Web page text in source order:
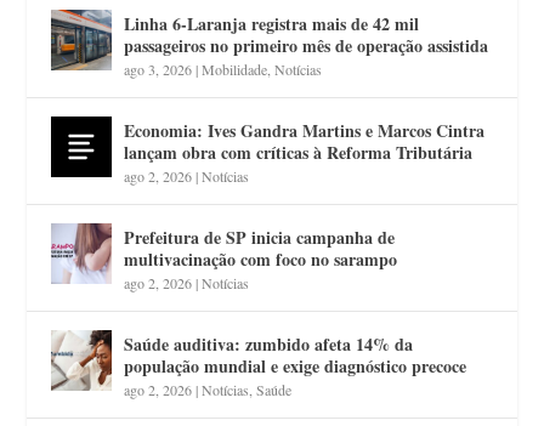
Linha 6-Laranja registra mais de 42 mil
passageiros no primeiro mês de operação assistida
ago 3, 2026|Mobilidade ,Notícias
Economia: Ives Gandra Martins e Marcos Cintra
lançam obra com críticas à Reforma Tributária
ago 2, 2026|Notícias
Prefeitura de SP inicia campanha de
multivacinação com foco no sarampo
ago 2, 2026|Notícias
Saúde auditiva: zumbido afeta 14% da
população mundial e exige diagnóstico precoce
ago 2, 2026|Notícias ,Saúde